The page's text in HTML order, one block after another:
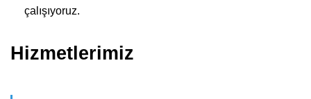
çalışıyoruz.
Hizmetlerimiz